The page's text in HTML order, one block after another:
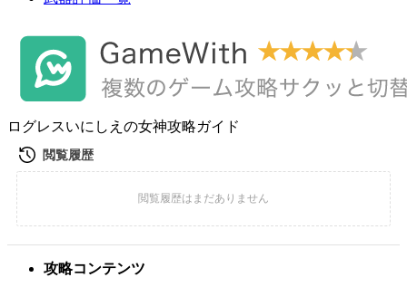
ログレスいにしえの女神攻略ガイド
攻略コンテンツ